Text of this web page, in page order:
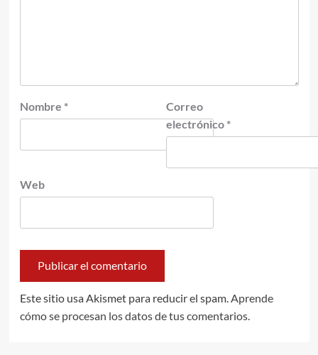
Nombre *
Correo
electrónico *
Web
Este sitio usa Akismet para reducir el spam. Aprende
cómo se procesan los datos de tus comentarios.